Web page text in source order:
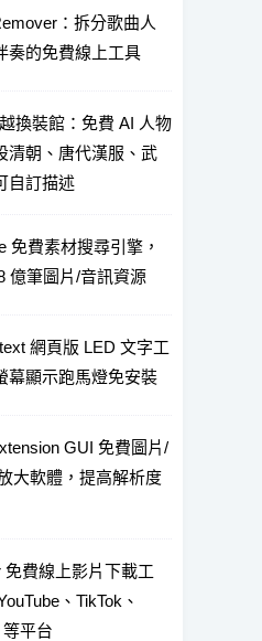
：拆分歌曲人
奏的免費線上工具
換裝館：免費 AI 人物
清朝、唐代漢服、武
自訂描述
免費素材搜尋引擎，
億筆圖片/音訊資源
網頁版 LED 文字工
幕顯示跑馬燈免安裝
GUI 免費圖片/
大軟體，提高解析度
免費線上影片下載工
、TikTok、
平台